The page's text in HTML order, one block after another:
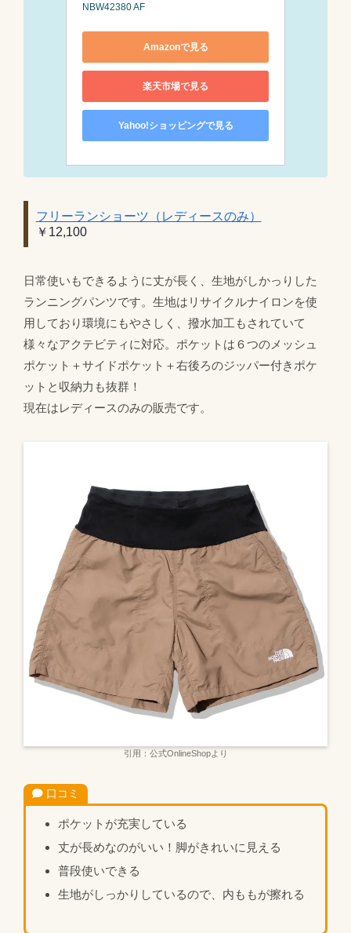
NBW42380 AF
Amazonで見る
楽天市場で見る
Yahoo!ショッピングで見る
フリーランショーツ（レディースのみ）
￥12,100
日常使いもできるように丈が長く、生地がしかっりした
ランニングパンツです。生地はリサイクルナイロンを使
用しており環境にもやさしく、撥水加工もされていて
様々なアクテビティに対応。ポケットは６つのメッシュ
ポケット＋サイドポケット＋右後ろのジッパー付きポケ
ットと収納力も抜群！
現在はレディースのみの販売です。
引用：公式OnlineShopより
口コミ
ポケットが充実している
丈が長めなのがいい！脚がきれいに見える
普段使いできる
生地がしっかりしているので、内ももが擦れる